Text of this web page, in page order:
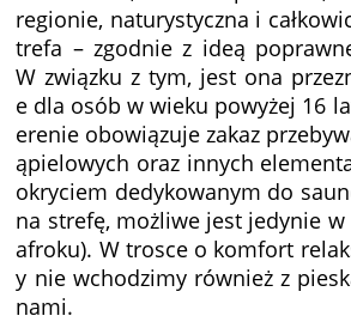
regionie, naturystyczna i
trefa – zgodnie z ideą
W związku z tym, jest ona
e dla osób w wieku powyżej 16
erenie obowiązuje zakaz
ąpielowych oraz innych
okryciem dedykowanym do
na strefę, możliwe jest jedynie
afroku). W trosce o komfort
y nie wchodzimy również z
nami.